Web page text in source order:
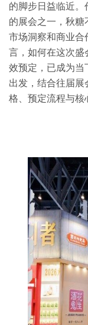
的脚步日益临近
的展会之一，秋糖
市场洞察和商业合
言，如何在这次盛
效预定，已成为当
出发，结合往届展
格、预定流程与核